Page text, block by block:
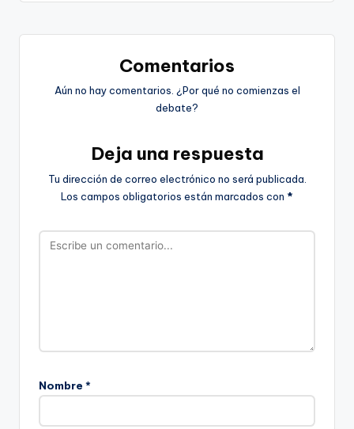
Comentarios
Aún no hay comentarios. ¿Por qué no comienzas el
debate?
Deja una respuesta
Tu dirección de correo electrónico no será publicada.
Los campos obligatorios están marcados con *
Nombre *